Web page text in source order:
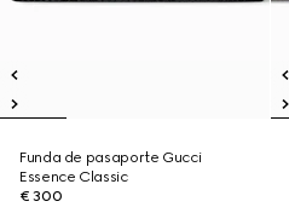
Funda de pasaporte Gucci
Essence Classic
€ 300